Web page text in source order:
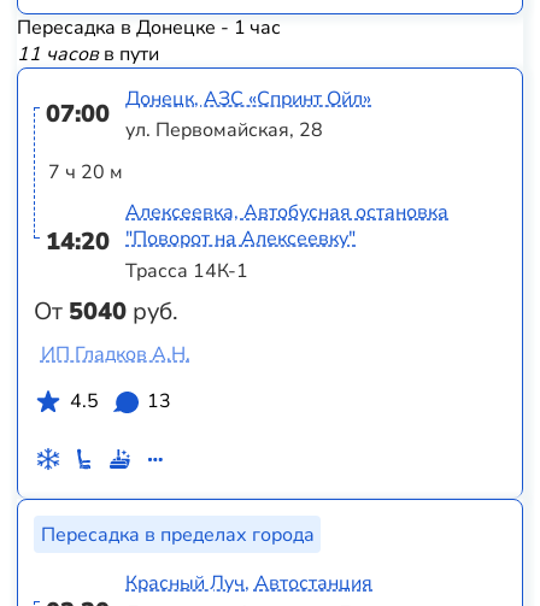
Пересадка в Донецке - 1 час
11 часовв пути
07:00
7 ч 20 м
14:20
От 5040 руб.
Донецк, АЗС «Спринт Ойл»
ул. Первомайская, 28
Алексеевка, Автобусная остановка
"Поворот на Алексеевку"
Трасса 14К-1
ИП Гладков А.Н.
4.5
13
Пересадка в пределах города
Красный Луч, Автостанция